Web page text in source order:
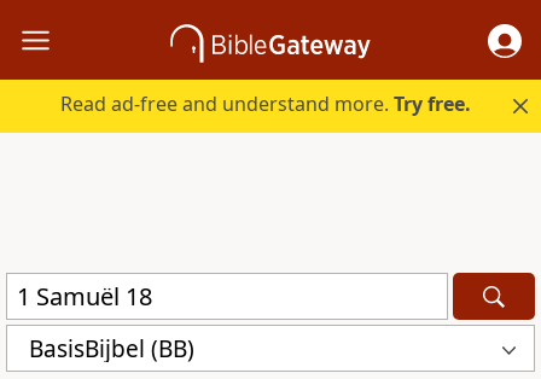
Read ad-free and understand more.Try free.
BasisBijbel (BB)